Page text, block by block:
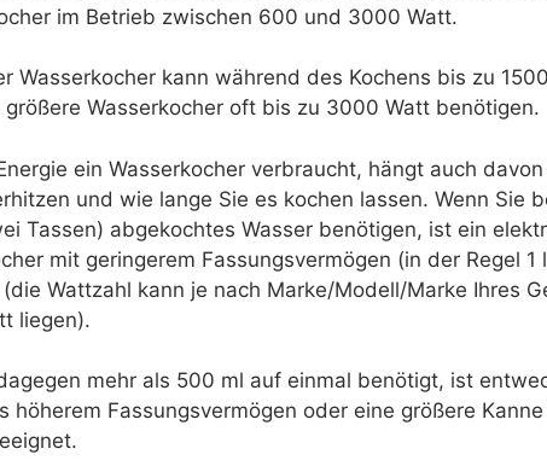
im Betrieb zwischen 600 und 3000 Watt.
Wasserkocher kann während des Kochens bis zu
Wasserkocher oft bis zu 3000 Watt benötigen.
ein Wasserkocher verbraucht, hängt auch
und wie lange Sie es kochen lassen. Wenn Sie
Tassen) abgekochtes Wasser benötigen, ist ein
mit geringerem Fassungsvermögen (in der Regel
Wattzahl kann je nach Marke/Modell/Marke Ihres
liegen).
mehr als 500 ml auf einmal benötigt, ist
höherem Fassungsvermögen oder eine größere